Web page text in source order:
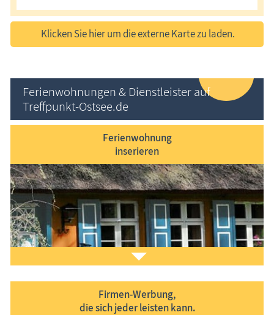
Klicken Sie hier um die externe Karte zu laden.
Ferienwohnungen & Dienstleister auf
Treffpunkt-Ostsee.de
Ferienwohnung
inserieren
Firmen-Werbung,
die sich jeder leisten kann.